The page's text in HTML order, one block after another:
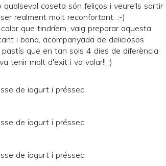
qualsevol coseta són feliços i veure'ls sortir
realment molt reconfortant. :-)
que tindríem, vaig preparar aquesta
i bona, acompanyada de deliciosos
pastís que en tan sols 4 dies de diferència
tenir molt d'èxit i va volar!! ;)